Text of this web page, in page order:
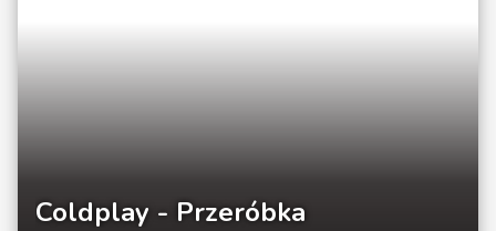
Coldplay - Przeróbka